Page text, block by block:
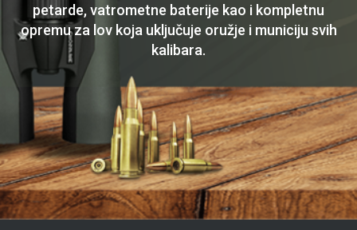
petarde, vatrometne baterije kao i kompletnu
opremu za lov koja uključuje oružje i municiju svih
kalibara.